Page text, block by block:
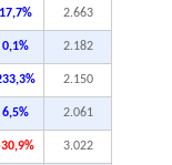
17,7% 2.663
0,1% 2.182
2.150
6,5% 2.061
3.022